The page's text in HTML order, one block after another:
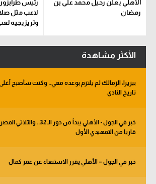
الأهلي يعلن رحيل محمد علي بن
رمضان
رئيس
لاعب مثل
وتريزيجيه لعب
الأكثر مشاهدة
بيزيرا: الزمالك لم يلتزم بوعده معي.. وكنت سأصبح
تاريخ النادي
خبر في الجول - الأهلي يبدأ من دور الـ
قاريا من التمهيدي الأول
خبر في الجول – الأهلي يقرر الاستنغاء عن عمر كمال